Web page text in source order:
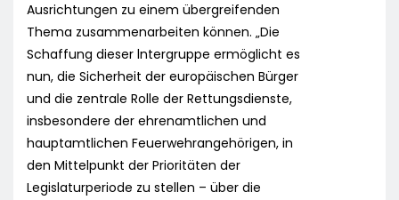
Ausrichtungen zu einem übergreifenden
Thema zusammenarbeiten können. „Die
Schaffung dieser lntergruppe ermöglicht es
nun, die Sicherheit der europäischen Bürger
und die zentrale Rolle der Rettungsdienste,
insbesondere der ehrenamtlichen und
hauptamtlichen Feuerwehrangehörigen, in
den Mittelpunkt der Prioritäten der
Legislaturperiode zu stellen – über die